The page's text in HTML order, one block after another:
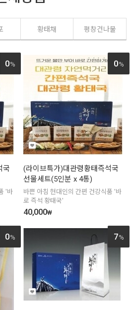
황태채 평창건나물
0%
국
'바
0%
(라이브특가)대관령황태즉석국
선물세트(5인분 x 4통)
바쁜 아침 현대인의 간편 건강식품 '바
로 즉석 황태국'
40,000₩
0% 7%